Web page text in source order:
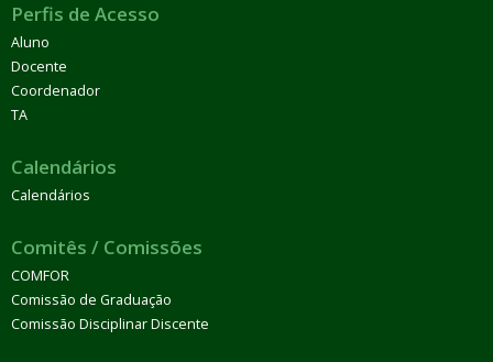
Perfis de Acesso
Aluno
Docente
Coordenador
TA
Calendários
Calendários
Comitês / Comissões
COMFOR
Comissão de Graduação
Comissão Disciplinar Discente